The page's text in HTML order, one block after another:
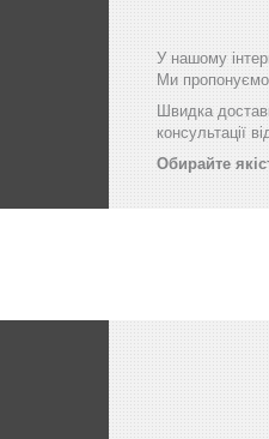
У нашому
Ми пропонуємо
Швидка
консультації
Обирайте